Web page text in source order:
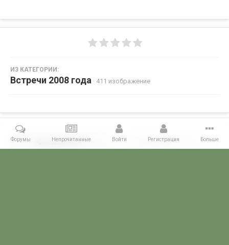
ИЗ КАТЕГОРИИ:
Встречи 2008 года · 411 изображение
Поделиться Подписчики 0
Форумы Непрочитанные Войти Регистрация Больше